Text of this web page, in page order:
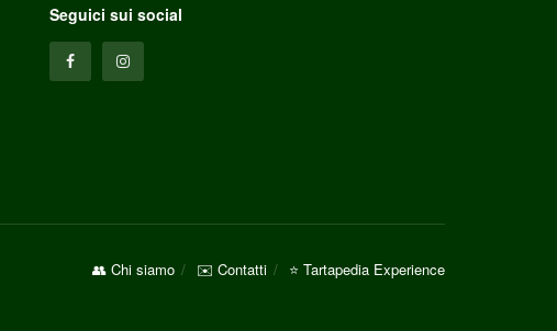
Seguici sui social
👥 Chi siamo ✉️ Contatti ⭐ Tartapedia Experience